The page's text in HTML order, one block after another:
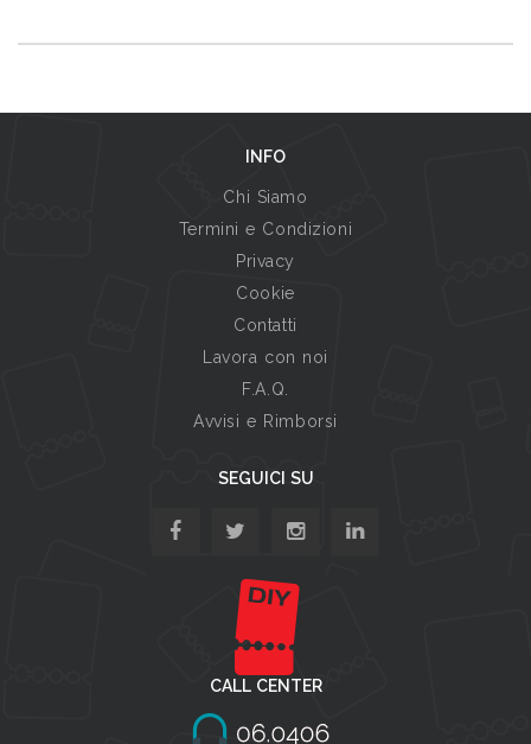
INFO
Chi Siamo
Termini e Condizioni
Privacy
Cookie
Contatti
Lavora con noi
F.A.Q.
Avvisi e Rimborsi
SEGUICI SU
CALL CENTER